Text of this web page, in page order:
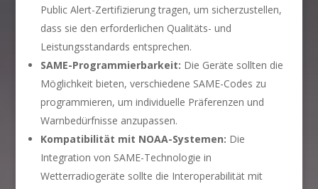
Public Alert-Zertifizierung tragen, um sicherzustellen,
dass sie den erforderlichen Qualitäts- und
Leistungsstandards entsprechen.
SAME-Programmierbarkeit: Die Geräte sollten die
Möglichkeit bieten, verschiedene SAME-Codes zu
programmieren, um individuelle Präferenzen und
Warnbedürfnisse anzupassen.
Kompatibilität mit NOAA-Systemen: Die
Integration von SAME-Technologie in
Wetterradiogeräte sollte die Interoperabilität mit